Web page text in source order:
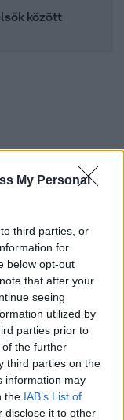
My Personal
third parties, or
for
below opt-out
that after your
seeing
utilized by
parties prior to
the further
third parties on the
information may
the IAB’s List of
disclose it to other
között
hírekről a